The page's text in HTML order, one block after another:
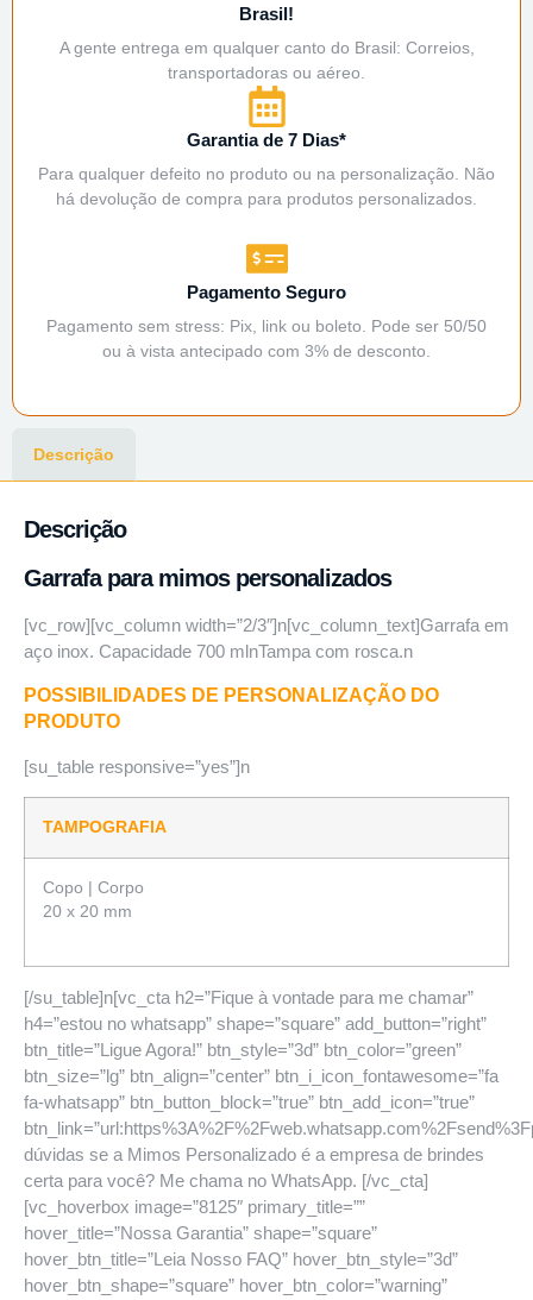
Brasil!
A gente entrega em qualquer canto do Brasil: Correios,
transportadoras ou aéreo.
Garantia de 7 Dias*
Para qualquer defeito no produto ou na personalização. Não
há devolução de compra para produtos personalizados.
Pagamento Seguro
Pagamento sem stress: Pix, link ou boleto. Pode ser 50/50
ou à vista antecipado com 3% de desconto.
Descrição
Descrição
Garrafa para mimos personalizados
[vc_row][vc_column width=”2/3″]n[vc_column_text]Garrafa em
aço inox. Capacidade 700 mlnTampa com rosca.n
POSSIBILIDADES DE PERSONALIZAÇÃO DO
PRODUTO
[su_table responsive=”yes”]n
TAMPOGRAFIA
Copo | Corpo
20 x 20 mm
[/su_table]n[vc_cta h2=”Fique à vontade para me chamar”
h4=”estou no whatsapp” shape=”square” add_button=”right”
btn_title=”Ligue Agora!” btn_style=”3d” btn_color=”green”
btn_size=”lg” btn_align=”center” btn_i_icon_fontawesome=”fa
fa-whatsapp” btn_button_block=”true” btn_add_icon=”true”
dúvidas se a Mimos Personalizado é a empresa de brindes
certa para você? Me chama no WhatsApp. [/vc_cta]
[vc_hoverbox image=”8125″ primary_title=””
hover_title=”Nossa Garantia” shape=”square”
hover_btn_title=”Leia Nosso FAQ” hover_btn_style=”3d”
hover_btn_shape=”square” hover_btn_color=”warning”